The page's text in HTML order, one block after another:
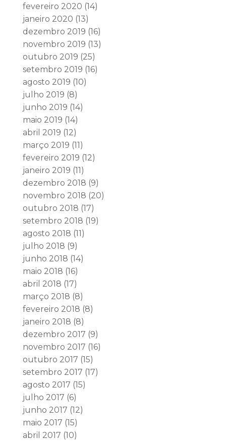
fevereiro 2020 (14)
janeiro 2020 (13)
dezembro 2019 (16)
novembro 2019 (13)
outubro 2019 (25)
setembro 2019 (16)
agosto 2019 (10)
julho 2019 (8)
junho 2019 (14)
maio 2019 (14)
abril 2019 (12)
março 2019 (11)
fevereiro 2019 (12)
janeiro 2019 (11)
dezembro 2018 (9)
novembro 2018 (20)
outubro 2018 (17)
setembro 2018 (19)
agosto 2018 (11)
julho 2018 (9)
junho 2018 (14)
maio 2018 (16)
abril 2018 (17)
março 2018 (8)
fevereiro 2018 (8)
janeiro 2018 (8)
dezembro 2017 (9)
novembro 2017 (16)
outubro 2017 (15)
setembro 2017 (17)
agosto 2017 (15)
julho 2017 (6)
junho 2017 (12)
maio 2017 (15)
abril 2017 (10)